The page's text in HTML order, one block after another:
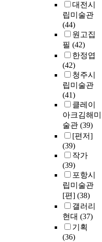
대전시
립미술관
(44)
원고집
필 (42)
한정엽
(42)
청주시
립미술관
(41)
클레이
아크김해미
술관 (39)
[편저]
(39)
작가
(39)
포항시
립미술관
[편] (38)
갤러리
현대 (37)
기획
(36)